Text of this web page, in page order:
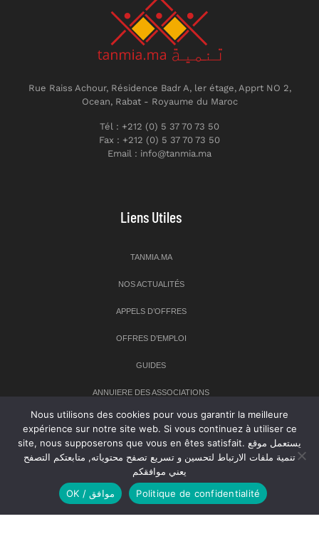
Rue Raiss Achour, Résidence Badr A, ler étage, Apprt NO 2,
Ocean, Rabat - Royaume du Maroc
Tél : +212 (0) 5 37 70 73 50
Fax : +212 (0) 5 37 70 73 50
Email : info@tanmia.ma
Liens Utiles
TANMIA.MA
NOS ACTUALITÉS
APPELS D’OFFRES
OFFRES D’EMPLOI
GUIDES
ANNUIERE DES ASSOCIATIONS
Newsletter
Inscrivez-vous à notre newsletter pour recevoir les dernières
nouvelles sur TANMIA
Nous utilisons des cookies pour vous garantir la meilleure
expérience sur notre site web. Si vous continuez à utiliser ce
site, nous supposerons que vous en êtes satisfait. يستعمل موقع
تنمية ملفات الارتباط لتحسين و تسريع تصفح محتوياته, متابعتكم التصفح
يعني موافقكم
OK / موافق
Politique de confidentialité